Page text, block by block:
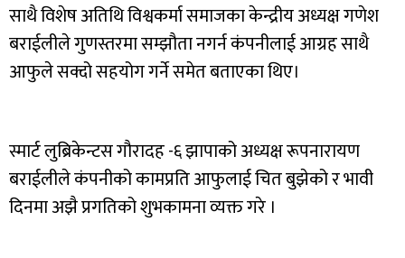
साथै विशेष अतिथि विश्वकर्मा समाजका केन्द्रीय अध्यक्ष गणेश
बराईलीले गुणस्तरमा सम्झौता नगर्न कंपनीलाई आग्रह साथै
आफुले सक्दो सहयोग गर्ने समेत बताएका थिए।
स्मार्ट लुब्रिकेन्टस गौरादह -६ झापाको अध्यक्ष रूपनारायण
बराईलीले कंपनीको कामप्रति आफुलाई चित बुझेको र भावी
दिनमा अझै प्रगतिको शुभकामना व्यक्त गरे ।